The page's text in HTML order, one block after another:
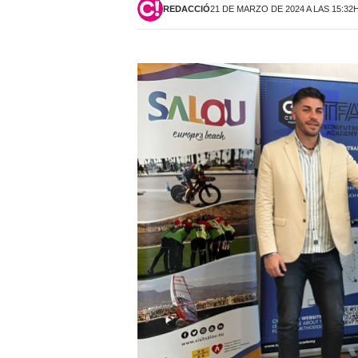
REDACCIÓ21 DE MARZO DE 2024 A LAS